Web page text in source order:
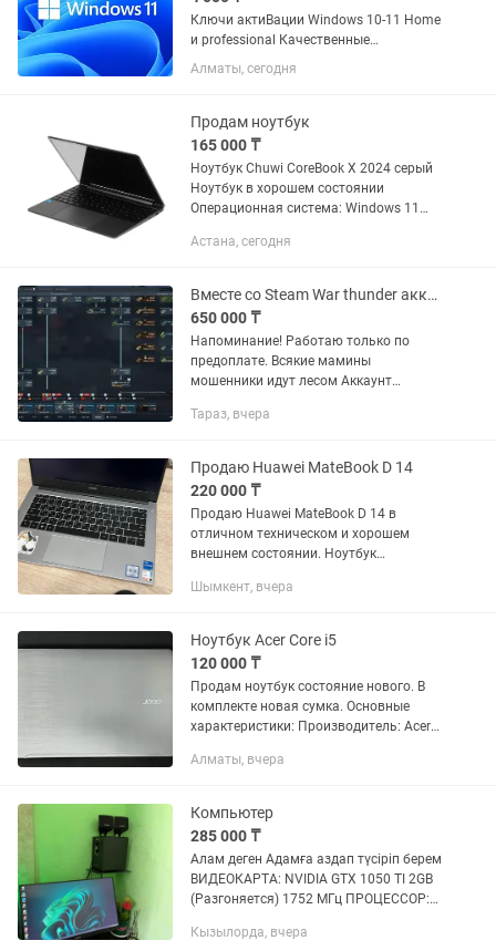
Ключи актиВации Windows 10-11 Home
и professional Качественные
лицензионные ключи. Бессрочная
лицензия!!! Гарантия на все ключи
имеет значения, ключ...
Алматы, сегодня
Продам ноутбук
165 000 ₸
Ноутбук Chuwi CoreBook X 2024 серый
Ноутбук в хорошем состоянии
Операционная система: Windows 11
экрана (дюйм)14" Разрешение
Астана, сегодня
Вместе со Steam War thunder аккаунт (Основа)
650 000 ₸
Напоминание! Работаю только по
предоплате. Всякие мамины
мошенники идут лесом Аккаунт
фулл летка и танки: СССР / Немцы /
Тараз, вчера
Продаю Huawei MateBook D 14
220 000 ₸
Продаю Huawei MateBook D 14 в
отличном техническом и хорошем
внешнем состоянии. Ноутбук
не зависает и не требует никаких
D...
Шымкент, вчера
Ноутбук Acer Core i5
120 000 ₸
Продам ноутбук состояние нового. В
комплекте новая сумка. Основные
характеристики: Производитель: Acer
intel Core i5-7200U Количество ядер
Алматы, вчера
Компьютер
285 000 ₸
Алам деген Адамға аздап түсіріп берем
ВИДЕОКАРТА: NVIDIA GTX 1050 TI 2GB
(Разгоняется) 1752 МГц ПРОЦЕССОР:
128Гб (SSD - старт запуска 15 Секунд )
Кызылорда, вчера